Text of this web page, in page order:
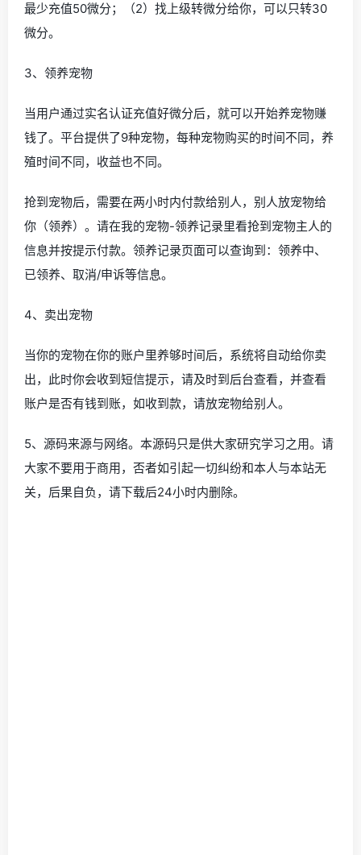
最少充值50微分；（2）找上级转微分给你，可以只转30
微分。
3、领养宠物
当用户通过实名认证充值好微分后，就可以开始养宠物赚
钱了。平台提供了9种宠物，每种宠物购买的时间不同，养
殖时间不同，收益也不同。
抢到宠物后，需要在两小时内付款给别人，别人放宠物给
你（领养）。请在我的宠物-领养记录里看抢到宠物主人的
信息并按提示付款。领养记录页面可以查询到：领养中、
已领养、取消/申诉等信息。
4、卖出宠物
当你的宠物在你的账户里养够时间后，系统将自动给你卖
出，此时你会收到短信提示，请及时到后台查看，并查看
账户是否有钱到账，如收到款，请放宠物给别人。
5、源码来源与网络。本源码只是供大家研究学习之用。请
大家不要用于商用，否者如引起一切纠纷和本人与本站无
关，后果自负，请下载后24小时内删除。